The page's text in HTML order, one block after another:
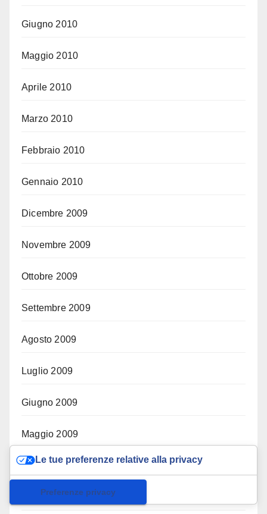
Giugno 2010
Maggio 2010
Aprile 2010
Marzo 2010
Febbraio 2010
Gennaio 2010
Dicembre 2009
Novembre 2009
Ottobre 2009
Settembre 2009
Agosto 2009
Luglio 2009
Giugno 2009
Maggio 2009
Aprile 2009
Marzo 2009
Le tue preferenze relative alla privacy
Informativa sulla raccolta